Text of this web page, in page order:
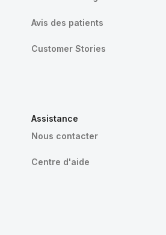
Avis des patients
Customer Stories
Assistance
Nous contacter
Centre d'aide